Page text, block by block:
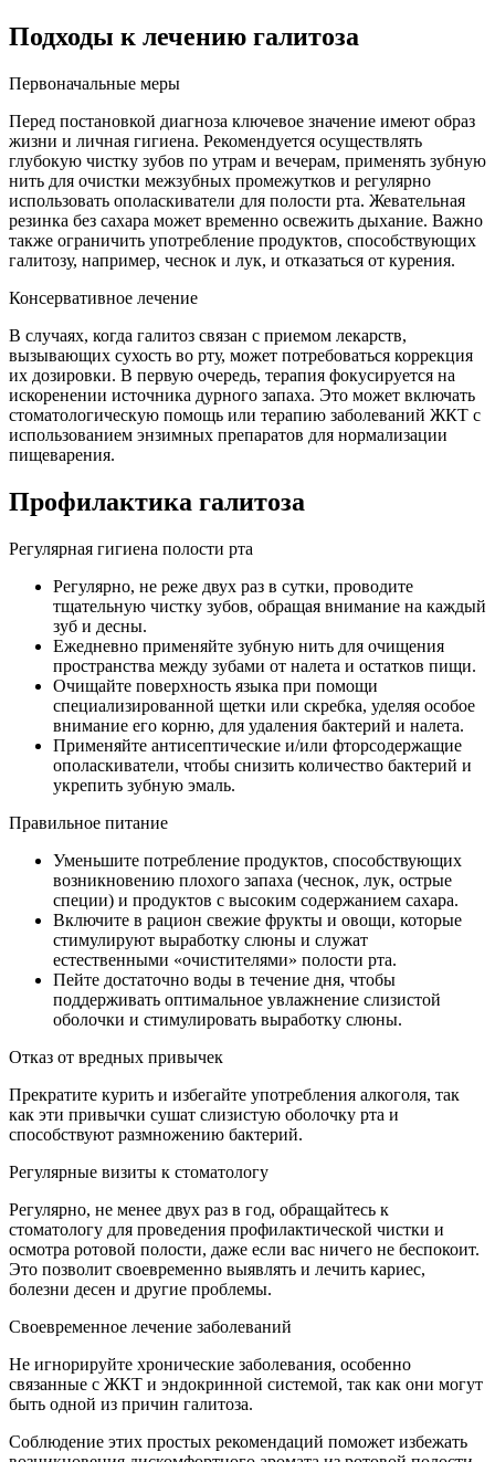
Подходы к лечению галитоза
Первоначальные меры
Перед постановкой диагноза ключевое значение имеют образ
жизни и личная гигиена. Рекомендуется осуществлять
глубокую чистку зубов по утрам и вечерам, применять зубную
нить для очистки межзубных промежутков и регулярно
использовать ополаскиватели для полости рта. Жевательная
резинка без сахара может временно освежить дыхание. Важно
также ограничить употребление продуктов, способствующих
галитозу, например, чеснок и лук, и отказаться от курения.
Консервативное лечение
В случаях, когда галитоз связан с приемом лекарств,
вызывающих сухость во рту, может потребоваться коррекция
их дозировки. В первую очередь, терапия фокусируется на
искоренении источника дурного запаха. Это может включать
стоматологическую помощь или терапию заболеваний ЖКТ с
использованием энзимных препаратов для нормализации
пищеварения.
Профилактика галитоза
Регулярная гигиена полости рта
Регулярно, не реже двух раз в сутки, проводите
тщательную чистку зубов, обращая внимание на каждый
зуб и десны.
Ежедневно применяйте зубную нить для очищения
пространства между зубами от налета и остатков пищи.
Очищайте поверхность языка при помощи
специализированной щетки или скребка, уделяя особое
внимание его корню, для удаления бактерий и налета.
Применяйте антисептические и/или фторсодержащие
ополаскиватели, чтобы снизить количество бактерий и
укрепить зубную эмаль.
Правильное питание
Уменьшите потребление продуктов, способствующих
возникновению плохого запаха (чеснок, лук, острые
специи) и продуктов с высоким содержанием сахара.
Включите в рацион свежие фрукты и овощи, которые
стимулируют выработку слюны и служат
естественными «очистителями» полости рта.
Пейте достаточно воды в течение дня, чтобы
поддерживать оптимальное увлажнение слизистой
оболочки и стимулировать выработку слюны.
Отказ от вредных привычек
Прекратите курить и избегайте употребления алкоголя, так
как эти привычки сушат слизистую оболочку рта и
способствуют размножению бактерий.
Регулярные визиты к стоматологу
Регулярно, не менее двух раз в год, обращайтесь к
стоматологу для проведения профилактической чистки и
осмотра ротовой полости, даже если вас ничего не беспокоит.
Это позволит своевременно выявлять и лечить кариес,
болезни десен и другие проблемы.
Своевременное лечение заболеваний
Не игнорируйте хронические заболевания, особенно
связанные с ЖКТ и эндокринной системой, так как они могут
быть одной из причин галитоза.
Соблюдение этих простых рекомендаций поможет избежать